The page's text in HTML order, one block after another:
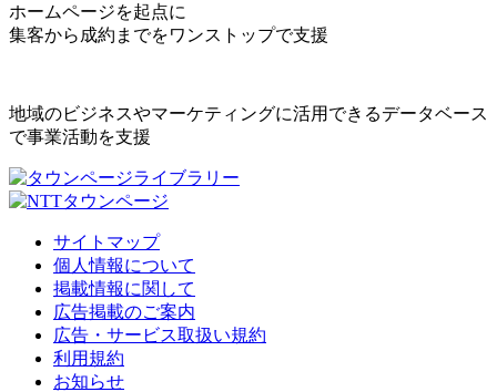
ホームページを起点に
集客から成約までをワンストップで支援
地域のビジネスやマーケティングに活用できるデータベース
で事業活動を支援
サイトマップ
個人情報について
掲載情報に関して
広告掲載のご案内
広告・サービス取扱い規約
利用規約
お知らせ